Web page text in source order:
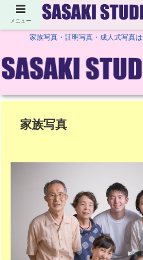
家族写真・証明写真・成人式写真
家族写真
メニュー